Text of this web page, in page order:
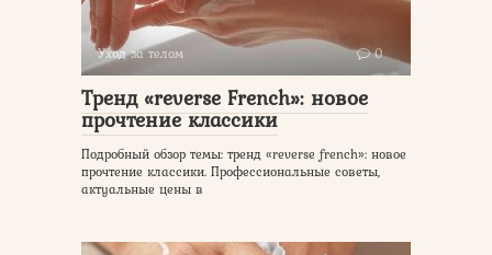
Уход за телом 0
Тренд «reverse French»: новое
прочтение классики
Подробный обзор темы: тренд «reverse french»: новое
прочтение классики. Профессиональные советы,
актуальные цены в